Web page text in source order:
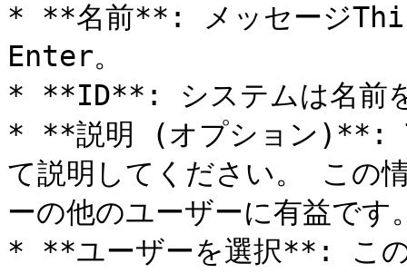
* **名前**: メッセージ
Enter。
* **ID**: システムは名前を
* **説明 (オプション)**:
て説明してください。 この
ーの他のユーザーに有益です
* **ユーザーを選択**: この